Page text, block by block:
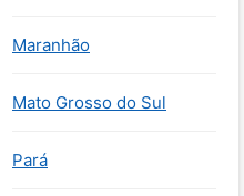
Maranhão
Mato Grosso do Sul
Pará